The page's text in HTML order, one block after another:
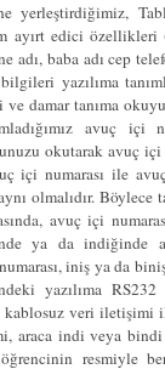
yerleştirdiğimiz,
ayırt edici özellikleri
adı, baba adı cep
yazılıma
damar tanıma
avuç
okutarak avuç
içi numarası ile
olmalıdır.
avuç içi
ya da indiğinde
iniş ya da
yazılıma
veri iletişimi
araca indi veya
resmiyle